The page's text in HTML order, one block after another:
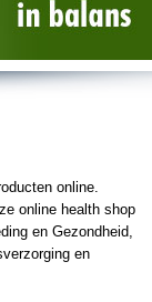
online.
online health shop
en Gezondheid,
en